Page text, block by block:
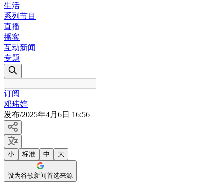
生活
系列节目
直播
播客
互动新闻
专题
订阅
邓玮婷
发布/2025年4月6日 16:56
小 标准 中 大
设为谷歌新闻首选来源